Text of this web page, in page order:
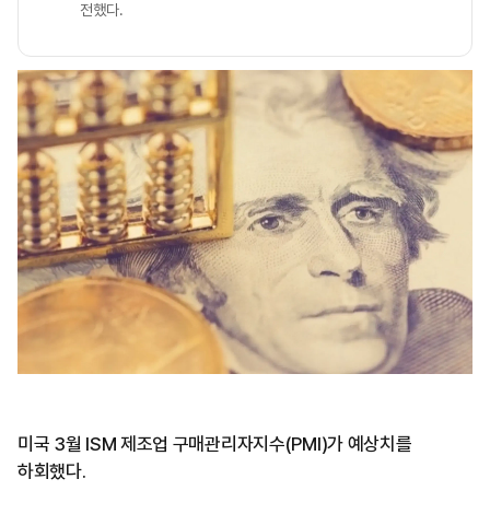
전했다.
미국 3월 ISM 제조업 구매관리자지수(PMI)가 예상치를
하회했다.